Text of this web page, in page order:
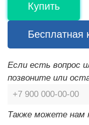
Купить
Бесплатная
Если есть вопрос
позвоните или
Также можете нам